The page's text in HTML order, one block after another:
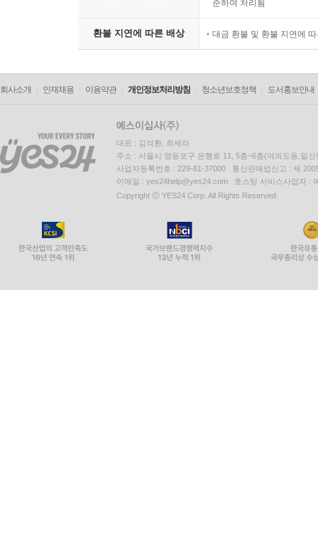
준하여 처리됨
환불 지연에 따른 배상 대금 환불 및 환불 지연에
회사소개 인재채용 이용약관 개인정보처리방침 청소년보호정책 도서홍보안내
대표 : 김석환, 최세라
주소 : 서울시 영등포구 은행로 11, 5층~6층(여의도동,일신
사업자등록번호 : 229-81-37000 통신판매업신고 : 제
이메일 : yes24help@yes24.com 호스팅 서비스사업자 :
Copyright ⓒ YES24 Corp. All Rights Reserved.